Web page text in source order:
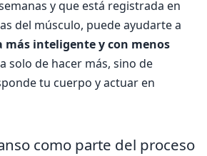
y que está registrada en
del músculo, puede ayudarte a
inteligente y con menos
solo de hacer más, sino de
tu cuerpo y actuar en
como parte del proceso